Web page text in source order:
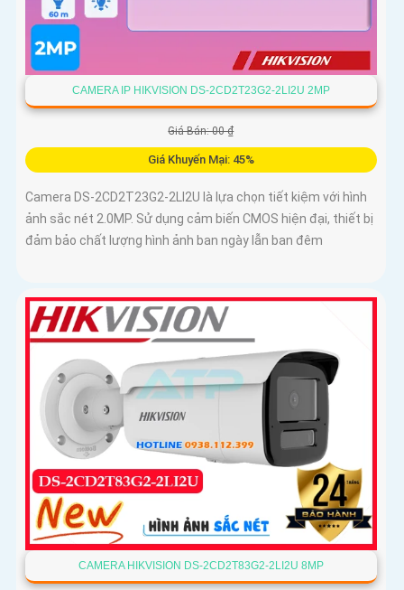
CAMERA IP HIKVISION DS-2CD2T23G2-2LI2U 2MP
Giá Bán: 00 ₫
Giá Khuyến Mại: 45%
Camera DS-2CD2T23G2-2LI2U là lựa chọn tiết kiệm với hình
ảnh sắc nét 2.0MP. Sử dụng cảm biến CMOS hiện đại, thiết bị
đảm bảo chất lượng hình ảnh ban ngày lẫn ban đêm
CAMERA HIKVISION DS-2CD2T83G2-2LI2U 8MP